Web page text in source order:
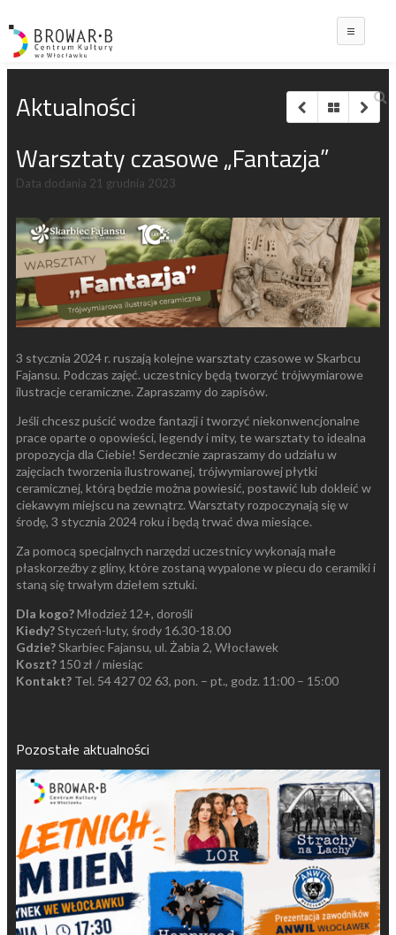
Aktualności
Warsztaty czasowe „Fantazja”
Data dodania 21 grudnia 2023
3 stycznia 2024 r. ruszają kolejne warsztaty czasowe w Skarbcu
Fajansu. Podczas zajęć. uczestnicy będą tworzyć trójwymiarowe
ilustracje ceramiczne. Zapraszamy do zapisów.
Jeśli chcesz puścić wodze fantazji i tworzyć niekonwencjonalne
prace oparte o opowieści, legendy i mity, te warsztaty to idealna
propozycja dla Ciebie! Serdecznie zapraszamy do udziału w
zajęciach tworzenia ilustrowanej, trójwymiarowej płytki
ceramicznej, którą będzie można powiesić, postawić lub dokleić w
ciekawym miejscu na zewnątrz. Warsztaty rozpoczynają się w
środę, 3 stycznia 2024 roku i będą trwać dwa miesiące.
Za pomocą specjalnych narzędzi uczestnicy wykonają małe
płaskorzeźby z gliny, które zostaną wypalone w piecu do ceramiki i
staną się trwałym dziełem sztuki.
Dla kogo?Młodzież 12+, dorośli
Kiedy?Styczeń-luty, środy 16.30-18.00
Gdzie?Skarbiec Fajansu, ul. Żabia 2, Włocławek
Koszt? 150 zł / miesiąc
Kontakt? Tel. 54 427 02 63, pon. – pt., godz. 11:00 – 15:00
Pozostałe aktualności